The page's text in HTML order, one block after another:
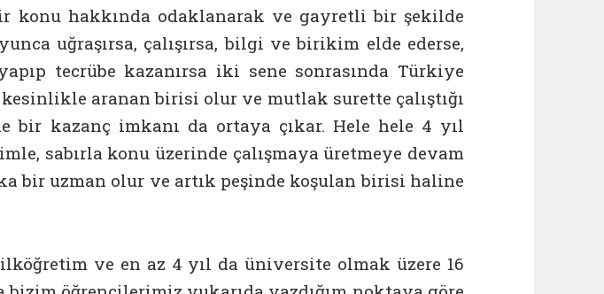
konu hakkında odaklanarak ve gayretli bir şekilde
uğraşırsa, çalışırsa, bilgi ve birikim elde ederse,
tecrübe kazanırsa iki sene sonrasında Türkiye
aranan birisi olur ve mutlak surette çalıştığı
bir kazanç imkanı da ortaya çıkar. Hele hele 4 yıl
sabırla konu üzerinde çalışmaya üretmeye devam
bir uzman olur ve artık peşinde koşulan birisi haline
ve en az 4 yıl da üniversite olmak üzere 16